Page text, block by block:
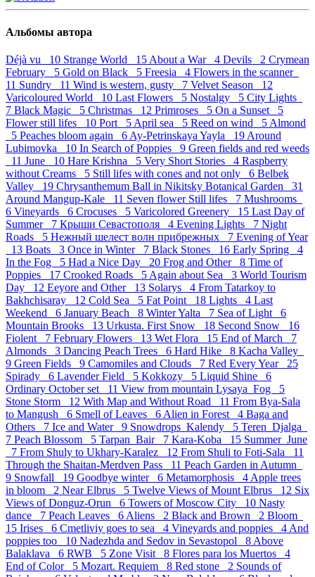
Альбомы автора
Déjà vu 10 Strange World 15 About a War 4 Devils 2 Crymean
February 5 Gold on Black 5 Freesia 4 Flowers in the scanner
11 Sundry 11 Wind is western, gusty 7 Velvet Season 12
Varicoloured World 10 Last Flowers 5 Nostalgy 5 City Lights
7 Black Magic 5 Christmas 12 Primroses 5 On a Sunset 5
Flower still lifes 10 Port 5 April sea 5 Reed on wind 5 Almond
5 Peaches bloom again 6 Ay-Petrinskaya Yayla 19 Around
Lubimovka 10 In Search of Poppies 9 Green fields and red weeds
11 June 10 Hare Krishna 5 Very Short Stories 4 Raspberry
without Creams 5 Still lifes with cones and not only 6 Belbek
Valley 19 Chrysanthemum Ball in Nikitsky Botanical Garden 31
Around Mangup-Kale 11 Seven flower Still lifes 7 Mushrooms
6 Vineyards 6 Crocuses 5 Varicolored Greenery 15 Last Day of
Summer 7 Крыши Севастополя 4 Evening Lights 7 Night
Roads 5 Нежный шелест волн прибрежных 7 Evening of Year
13 Boats 3 Once in Winter 7 Black Stones 16 Early Spring 4
In the Fog 5 Had a Nice Day 20 Frog and Other 8 Time of
Poppies 17 Crooked Roads 5 Again about Sea 3 World Tourism
Day 12 Eeyore and Other 13 Solarys 4 From Tatarkoy to
Bakhchisaray 12 Cold Sea 5 Fat Point 18 Lights 4 Last
Weekend 6 January Beach 8 Winter Yalta 7 Sea of Light 6
Mountain Brooks 13 Urkusta. First Snow 18 Second Snow 16
Fiolent 7 February Flowers 13 Wet Flora 15 End of March 7
Almonds 3 Dancing Peach Trees 6 Hard Hike 8 Kacha Valley
9 Green Fields 9 Camomiles and Clouds 7 Red Every Year 25
Spirady 6 Lavender Field 5 Kokkozy 5 Liquid Shine 6
Ordinary October set 11 View from mountain Lysaya_Fog 5
Stone Storm 12 With Map and Without Road 11 From Bya-Sala
to Mangush 6 Smell of Leaves 6 Alien in Forest 4 Baga and
Others 7 Ice and Water 9 Snowdrops_Kalendy 5 Teren_Djalga
7 Peach Blossom 5 Tarpan_Bair 7 Kara-Koba 15 Summer_June
7 From Shuly to Ukhary-Karalez 12 From Shuli to Foti-Sala 11
Through the Shaitan-Merdven Pass 11 Peach Garden in Autumn
9 Snowfall 19 Goodbye winter 6 Metamorphosis 4 Apple trees
in bloom 2 Near Elbrus 5 Twelve Views of Mount Elbrus 12 Six
Views of Donguz-Orun 6 Towers of Moscow City 10 Nasty
dance 7 Peach Leaves 6 Aliens 2 Black and Brown 2 Bloom
15 Irises 6 Cmetliviy goes to sea 4 Vineyards and poppies 4 And
poppies too 10 Nadezhda and Sedov in Sevastopol 8 Above
Balaklava 6 RWB 5 Zone Visit 8 Flores para los Muertos 4
End of Color 5 Mozart. Requiem 8 Red stone 2 Sounds of